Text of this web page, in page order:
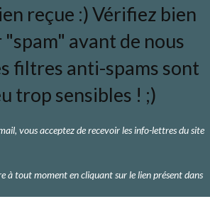
reçue :) Vérifiez bien
avant de nous
filtres anti-spams sont
trop sensibles ! ;)
vous acceptez de recevoir les info-lettres du site
à tout moment en cliquant sur le lien présent dans